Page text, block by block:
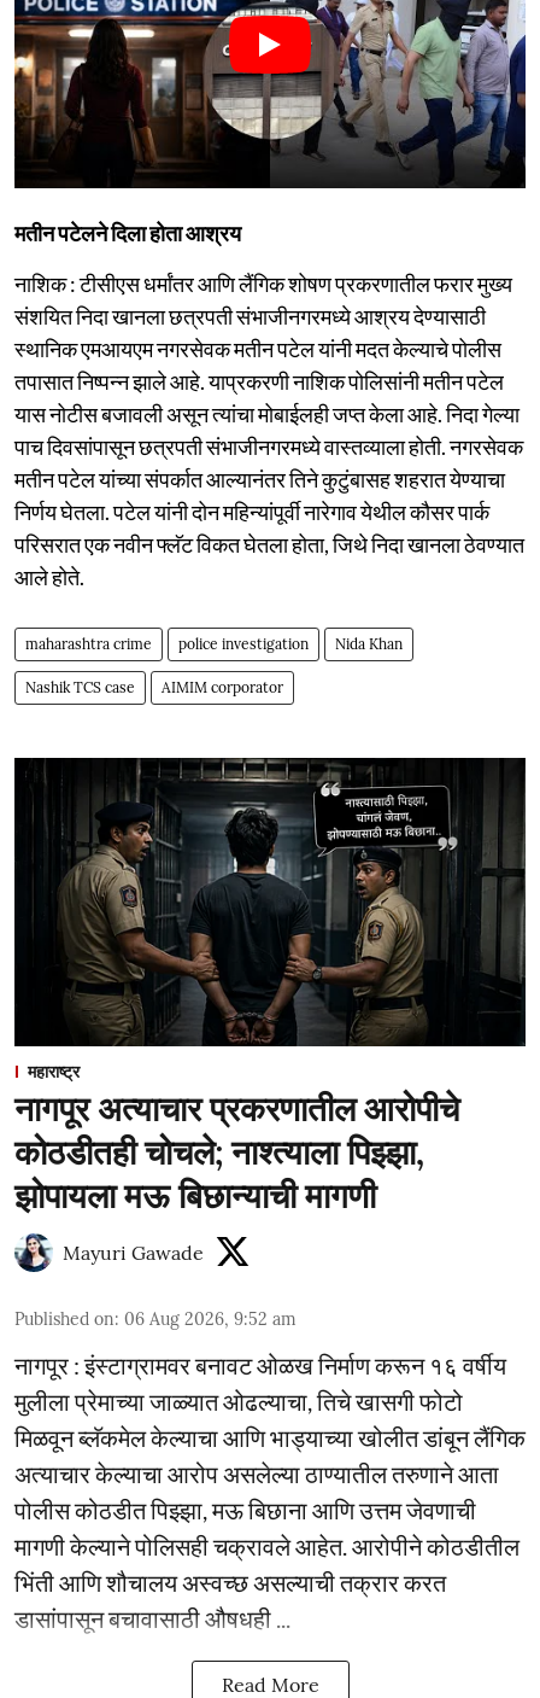
मतीन पटेलने दिला होता आश्रय
नाशिक : टीसीएस धर्मांतर आणि लैंगिक शोषण प्रकरणातील फरार मुख्य
संशयित निदा खानला छत्रपती संभाजीनगरमध्ये आश्रय देण्यासाठी
स्थानिक एमआयएम नगरसेवक मतीन पटेल यांनी मदत केल्याचे पोलीस
तपासात निष्पन्न झाले आहे. याप्रकरणी नाशिक पोलिसांनी मतीन पटेल
यास नोटीस बजावली असून त्यांचा मोबाईलही जप्त केला आहे. निदा गेल्या
पाच दिवसांपासून छत्रपती संभाजीनगरमध्ये वास्तव्याला होती. नगरसेवक
मतीन पटेल यांच्या संपर्कात आल्यानंतर तिने कुटुंबासह शहरात येण्याचा
निर्णय घेतला. पटेल यांनी दोन महिन्यांपूर्वी नारेगाव येथील कौसर पार्क
परिसरात एक नवीन फ्लॅट विकत घेतला होता, जिथे निदा खानला ठेवण्यात
आले होते.
maharashtra crime police investigation Nida Khan
Nashik TCS case AIMIM corporator
महाराष्ट्र
नागपूर अत्याचार प्रकरणातील आरोपीचे
कोठडीतही चोचले; नाश्त्याला पिझ्झा,
झोपायला मऊ बिछान्याची मागणी
Mayuri Gawade
Published on: 06 Aug 2026, 9:52 am
नागपूर : इंस्टाग्रामवर बनावट ओळख निर्माण करून १६ वर्षीय
मुलीला प्रेमाच्या जाळ्यात ओढल्याचा, तिचे खासगी फोटो
मिळवून ब्लॅकमेल केल्याचा आणि भाड्याच्या खोलीत डांबून लैंगिक
अत्याचार केल्याचा आरोप असलेल्या ठाण्यातील तरुणाने आता
पोलीस कोठडीत पिझ्झा, मऊ बिछाना आणि उत्तम जेवणाची
मागणी केल्याने पोलिसही चक्रावले आहेत. आरोपीने कोठडीतील
भिंती आणि शौचालय अस्वच्छ असल्याची तक्रार करत
डासांपासून बचावासाठी औषधही ...
Read More